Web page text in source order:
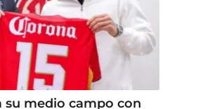
su medio campo con